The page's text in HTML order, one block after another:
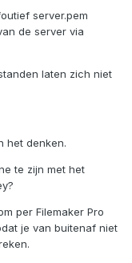
server.pem
de server via
laten zich niet
het denken.
te zijn met het
per Filemaker Pro
je van buitenaf niet